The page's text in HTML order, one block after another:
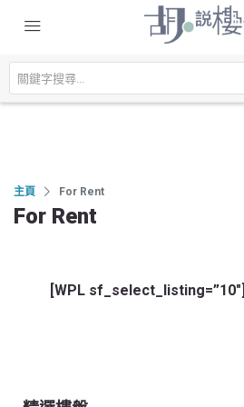
主頁 For Rent
For Rent
[WPL sf_select_listing=”10″]